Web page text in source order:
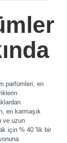
parfümleri, en
en karmaşık
ve uzun
için % 40 'lik bir